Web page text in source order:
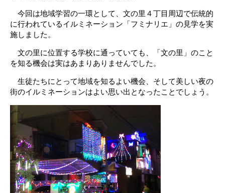
今回は地域学習の一環として、文の里４丁目周辺で伝統的
に行われているイルミネーション「フミナリエ」の見学を実
施しました。
文の里に位置する学校に通っていても、「文の里」のこと
を知る機会は実はあまりありませんでした。
生徒たちにとって地域を知るよい機会、そして美しい夜の
街のイルミネーションはよい思い出となったことでしょう。